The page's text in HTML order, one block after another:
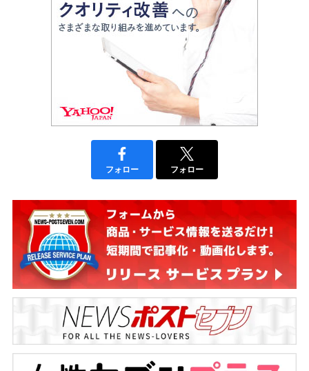
フォロー フォロー